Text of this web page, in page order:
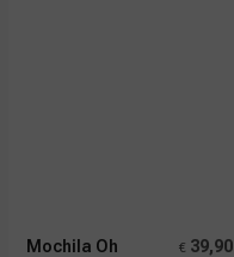
Mochila Oh € 39,90